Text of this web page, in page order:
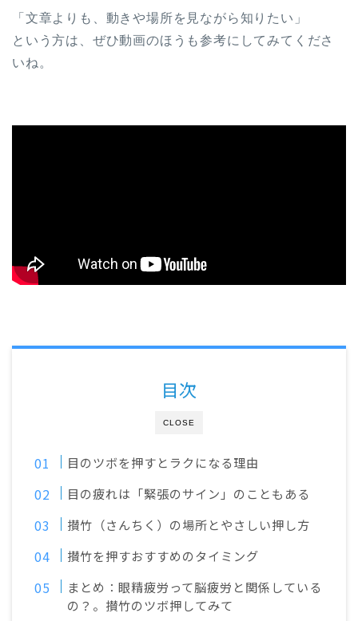
「文章よりも、動きや場所を見ながら知りたい」
という方は、ぜひ動画のほうも参考にしてみてくださ
いね。
CLOSE
目次
目のツボを押すとラクになる理由
目の疲れは「緊張のサイン」のこともある
攅竹（さんちく）の場所とやさしい押し方
攅竹を押すおすすめのタイミング
まとめ：眼精疲労って脳疲労と関係している
の？。攅竹のツボ押してみて